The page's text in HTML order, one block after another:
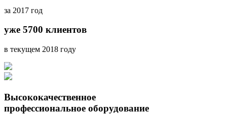
за 2017 год
уже 5700 клиентов
в текущем 2018 году
Высококачественное
профессиональное оборудование